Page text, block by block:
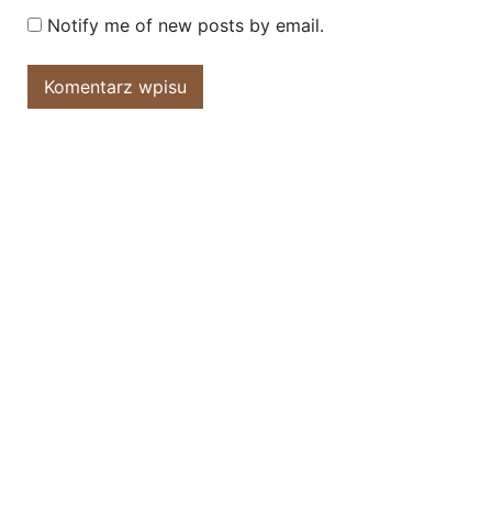
Notify me of new posts by email.